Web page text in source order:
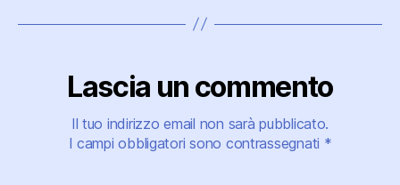
Lascia un commento
Il tuo indirizzo email non sarà pubblicato.
I campi obbligatori sono contrassegnati *